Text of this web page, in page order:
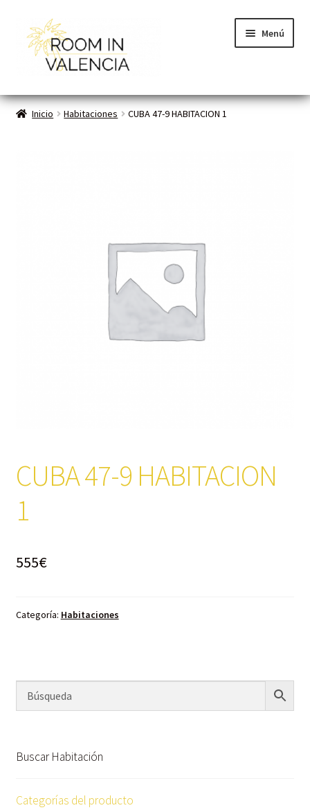
Menú
Inicio
Inicio Habitaciones CUBA 47-9 HABITACION 1
CUBA 47-9 HABITACION
1
555€
Categoría: Habitaciones
Buscar Habitación
Categorías del producto